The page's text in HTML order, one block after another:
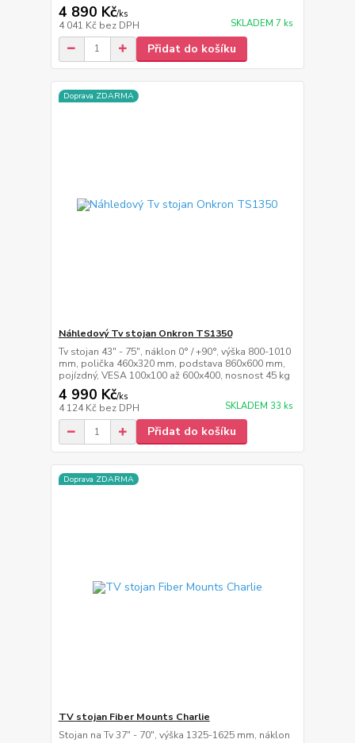
4 890 Kč/ks
4 041 Kč bez DPH SKLADEM 7 ks
Přidat do košíku
Doprava ZDARMA
Náhledový Tv stojan Onkron TS1350
Tv stojan 43" - 75", náklon 0° / +90°, výška 800-1010
mm, polička 460x320 mm, podstava 860x600 mm,
pojízdný, VESA 100x100 až 600x400, nosnost 45 kg
4 990 Kč/ks
4 124 Kč bez DPH SKLADEM 33 ks
Přidat do košíku
Doprava ZDARMA
TV stojan Fiber Mounts Charlie
Stojan na Tv 37" - 70", výška 1325-1625 mm, náklon